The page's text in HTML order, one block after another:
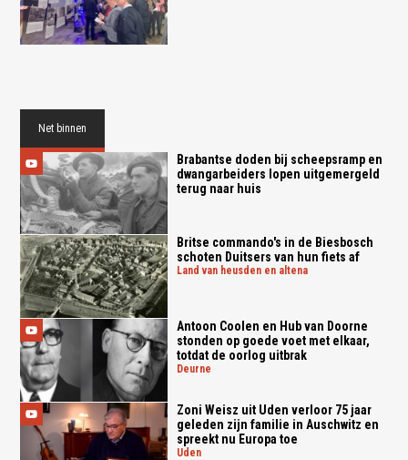
Net binnen
Brabantse doden bij scheepsramp en
dwangarbeiders lopen uitgemergeld
terug naar huis
Britse commando's in de Biesbosch
schoten Duitsers van hun fiets af
land van heusden en altena
Antoon Coolen en Hub van Doorne
stonden op goede voet met elkaar,
totdat de oorlog uitbrak
deurne
Zoni Weisz uit Uden verloor 75 jaar
geleden zijn familie in Auschwitz en
spreekt nu Europa toe
uden